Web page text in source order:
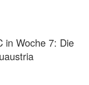
in Woche 7: Die